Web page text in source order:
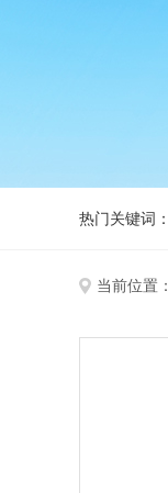
热门关键词：
当前位置：